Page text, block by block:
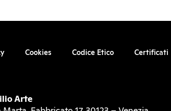
Cookies Codice Etico Certificati
Arte